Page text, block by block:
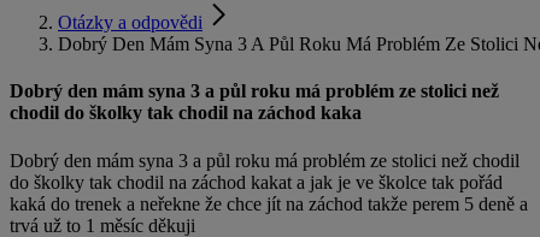
Otázky a odpovědi
Dobrý Den Mám Syna 3 A Půl Roku Má Problém Ze Stolici
Dobrý den mám syna 3 a půl roku má problém ze stolici než
chodil do školky tak chodil na záchod kaka
Dobrý den mám syna 3 a půl roku má problém ze stolici než chodil
do školky tak chodil na záchod kakat a jak je ve školce tak pořád
kaká do trenek a neřekne že chce jít na záchod takže perem 5 deně a
trvá už to 1 měsíc děkuji